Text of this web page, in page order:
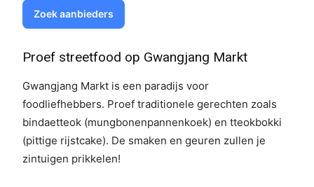
Zoek aanbieders
Proef streetfood op Gwangjang Markt
Gwangjang Markt is een paradijs voor
foodliefhebbers. Proef traditionele gerechten zoals
bindaetteok (mungbonenpannenkoek) en tteokbokki
(pittige rijstcake). De smaken en geuren zullen je
zintuigen prikkelen!